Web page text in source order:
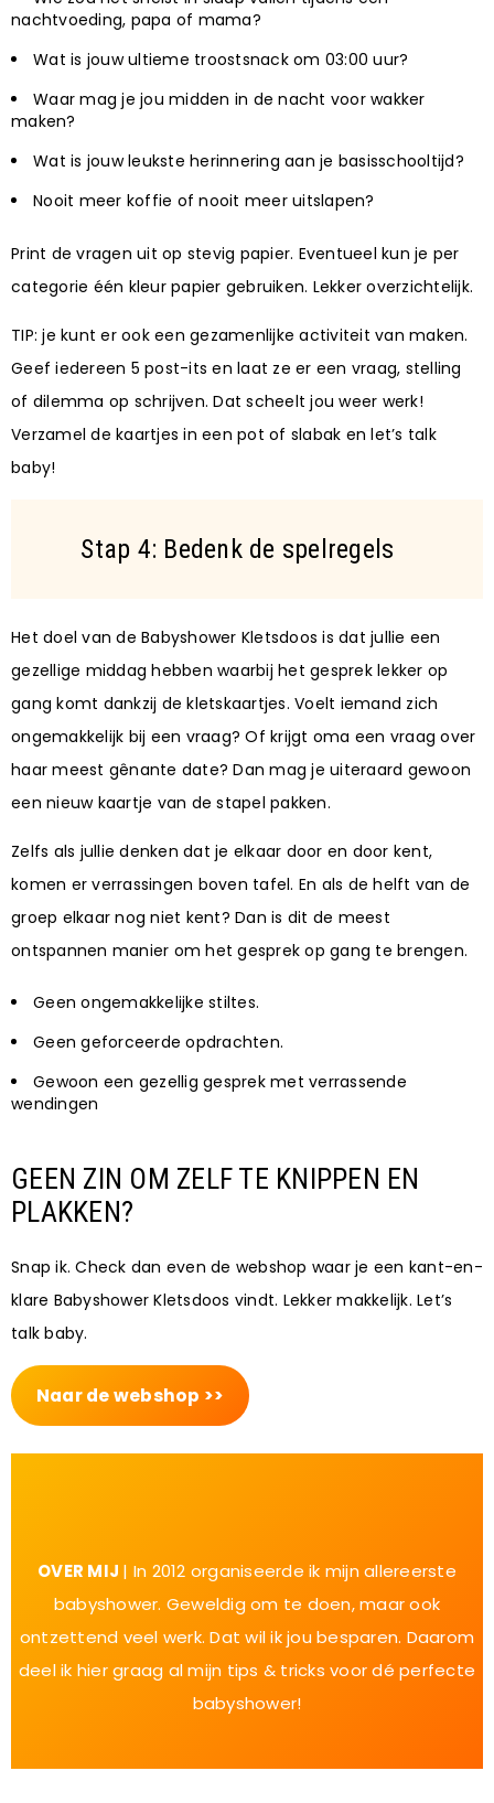
nachtvoeding, papa of mama?
Wat is jouw ultieme troostsnack om 03:00 uur?
Waar mag je jou midden in de nacht voor wakker
maken?
Wat is jouw leukste herinnering aan je basisschooltijd?
Nooit meer koffie of nooit meer uitslapen?
Print de vragen uit op stevig papier. Eventueel kun je per
categorie één kleur papier gebruiken. Lekker overzichtelijk.
TIP: je kunt er ook een gezamenlijke activiteit van maken.
Geef iedereen 5 post-its en laat ze er een vraag, stelling
of dilemma op schrijven. Dat scheelt jou weer werk!
Verzamel de kaartjes in een pot of slabak en let’s talk
baby!
Stap 4: Bedenk de spelregels
Het doel van de Babyshower Kletsdoos is dat jullie een
gezellige middag hebben waarbij het gesprek lekker op
gang komt dankzij de kletskaartjes. Voelt iemand zich
ongemakkelijk bij een vraag? Of krijgt oma een vraag over
haar meest gênante date? Dan mag je uiteraard gewoon
een nieuw kaartje van de stapel pakken.
Zelfs als jullie denken dat je elkaar door en door kent,
komen er verrassingen boven tafel. En als de helft van de
groep elkaar nog niet kent? Dan is dit de meest
ontspannen manier om het gesprek op gang te brengen.
Geen ongemakkelijke stiltes.
Geen geforceerde opdrachten.
Gewoon een gezellig gesprek met verrassende
wendingen
GEEN ZIN OM ZELF TE KNIPPEN EN
PLAKKEN?
Snap ik. Check dan even de webshop waar je een kant-en-
klare Babyshower Kletsdoos vindt. Lekker makkelijk. Let’s
talk baby.
Naar de webshop >>
OVER MIJ | In 2012 organiseerde ik mijn allereerste
babyshower. Geweldig om te doen, maar ook
ontzettend veel werk. Dat wil ik jou besparen. Daarom
deel ik hier graag al mijn tips & tricks voor dé perfecte
babyshower!